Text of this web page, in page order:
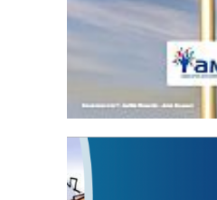
Statut de l’élu local
3 avril 2024
Mise à jour avril 2024